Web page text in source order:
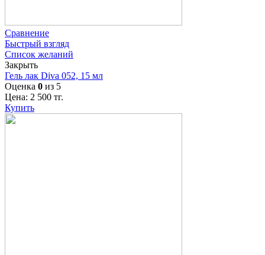
Сравнение
Быстрый взгляд
Список желаний
Закрыть
Гель лак Diva 052, 15 мл
Оценка 0 из 5
Цена: 2 500 тг.
Купить